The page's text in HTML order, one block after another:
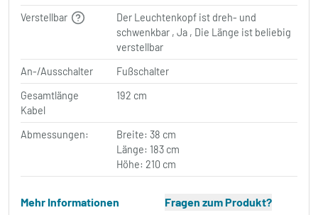
Verstellbar
Der Leuchtenkopf ist dreh- und
schwenkbar , Ja , Die Länge ist beliebig
verstellbar
An-/Ausschalter
Fußschalter
Gesamtlänge
Kabel
192 cm
Abmessungen:
Breite: 38 cm
Länge: 183 cm
Höhe: 210 cm
Mehr Informationen Fragen zum Produkt?